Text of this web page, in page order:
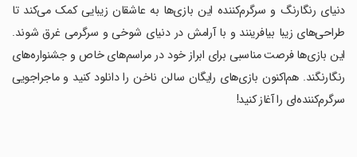
‏دنیای رنگارنگ و سرگرم‌کننده این بازی‌ها به عاشقان زیبایی کمک می‌کند تا
طراحی‌های زیبا بیافرینند و با آرامش در دنیای شوخی و سرگرمی غرق شوند.
این بازی‌ها فرصت مناسبی برای ابراز خود در مراسم‌های خاص و جشنواره‌های
رنگارنگند. هم‌اکنون بازی‌های رایگان سالن ناخن را دانلود کنید و ماجراجویی
سرگرم‌کننده‌ای را آغاز کنید!